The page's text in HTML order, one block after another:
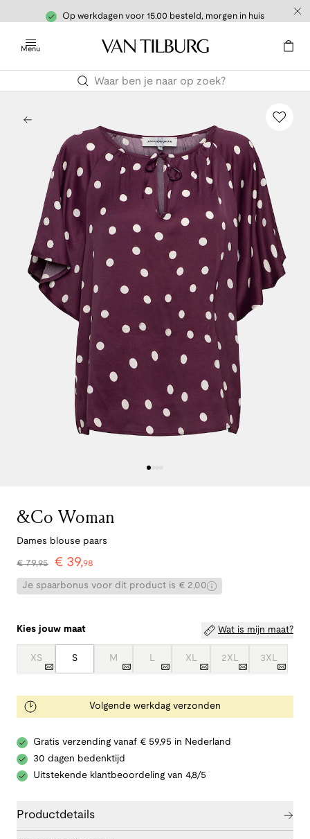
Op werkdagen voor 15.00 besteld, morgen in huis
Menu
&Co Woman
Dames blouse paars
€79,95 € 39,98
Je spaarbonus voor dit product is € 2,00
Kies jouw maat Wat is mijn maat?
XS S M L XL 2XL 3XL
Volgende werkdag verzonden
Gratis verzending vanaf € 59,95 in Nederland
30 dagen bedenktijd
Uitstekende klantbeoordeling van 4,8/5
Productdetails